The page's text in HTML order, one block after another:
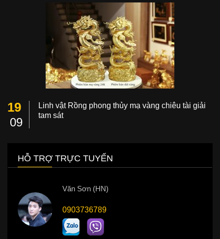
19
09
Linh vật Rồng phong thủy mạ vàng chiêu tài giải
tam sát
HỖ TRỢ TRỰC TUYẾN
Văn Sơn (HN)
0903736789